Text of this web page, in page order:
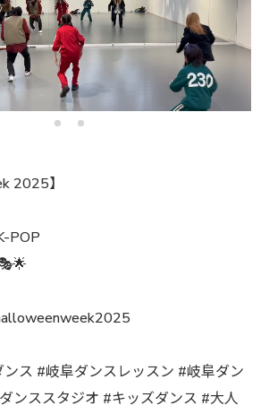
2025】
POP
ス #岐阜ダンスレッスン #岐阜ダン
ンススタジオ #キッズダンス #大人